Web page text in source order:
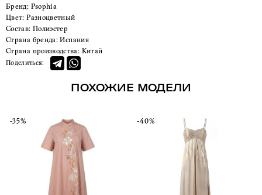
Бренд:
Psophia
Цвет:
Разноцветный
Состав: Полиэстер
Страна бренда: Испания
Страна производства: Китай
Поделиться:
ПОХОЖИЕ МОДЕЛИ
-35% -40%